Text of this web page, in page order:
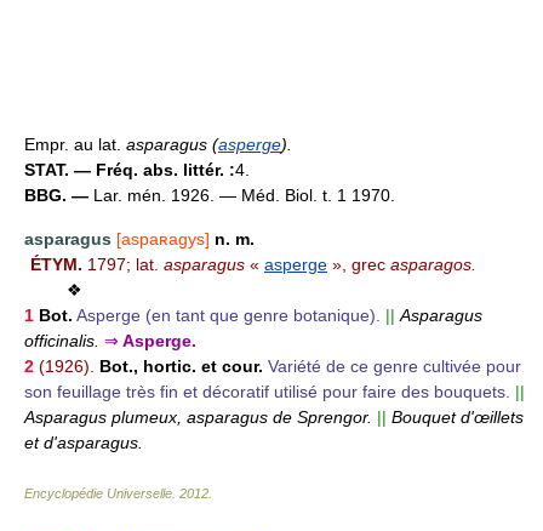
Empr. au lat. asparagus (asperge).
STAT. — Fréq. abs. littér. :4.
BBG. — Lar. mén. 1926. — Méd. Biol. t. 1 1970.
asparagus [aspaʀagys] n. m.
ÉTYM. 1797; lat. asparagus « asperge », grec asparagos.
❖
1 Bot. Asperge (en tant que genre botanique). || Asparagus
officinalis. ⇒ Asperge.
2 (1926). Bot., hortic. et cour. Variété de ce genre cultivée pour
son feuillage très fin et décoratif utilisé pour faire des bouquets. ||
Asparagus plumeux, asparagus de Sprengor. || Bouquet d'œillets
et d'asparagus.
Encyclopédie Universelle 2012